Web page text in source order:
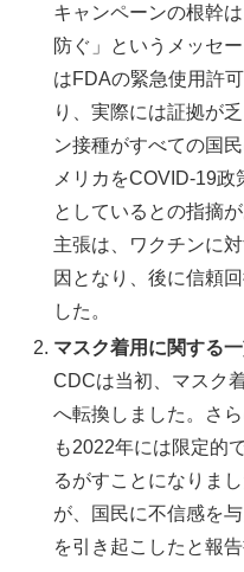
キャンペーンの根幹
防ぐ」というメッセ
はFDAの緊急使用許
り、実際には証拠が
ン接種がすべての国
メリカをCOVID-19政
としているとの指摘
主張は、ワクチンに
因となり、後に信頼
した。
マスク着用に関する
CDCは当初、マスク
へ転換しました。さ
も2022年には限定的
るがすことになりま
が、国民に不信感を
を引き起こしたと報